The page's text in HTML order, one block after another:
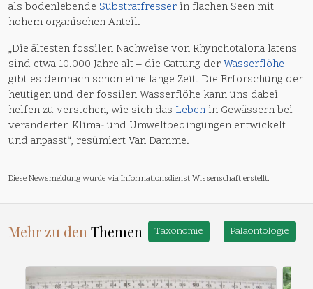
als bodenlebende Substratfresser in flachen Seen mit
hohem organischen Anteil.
„Die ältesten fossilen Nachweise von Rhynchotalona latens
sind etwa 10.000 Jahre alt – die Gattung derWasserflöhe
gibt es demnach schon eine lange Zeit. Die Erforschung der
heutigen und der fossilen Wasserflöhe kann uns dabei
helfen zu verstehen, wie sich das Leben in Gewässern bei
veränderten Klima- und Umweltbedingungen entwickelt
und anpasst“, resümiert Van Damme.
Diese Newsmeldung wurde via Informationsdienst Wissenschaft erstellt.
Mehr zu den Themen Taxonomie Paläontologie